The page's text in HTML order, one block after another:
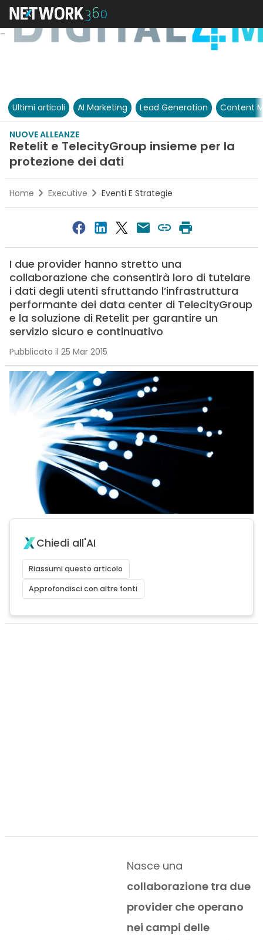
Ultimi articoli AI Marketing Lead Generation Content
NUOVE ALLEANZE
Retelit e TelecityGroup insieme per la
protezione dei dati
Home Executive Eventi E Strategie
I due provider hanno stretto una
collaborazione che consentirà loro di tutelare
i dati degli utenti sfruttando l’infrastruttura
performante dei data center di TelecityGroup
e la soluzione di Retelit per garantire un
servizio sicuro e continuativo
Pubblicato il 25 Mar 2015
Chiedi all'AI
Riassumi questo articolo
Approfondisci con altre fonti
Nasce una
collaborazione tra due
provider che operano
nei campi delle